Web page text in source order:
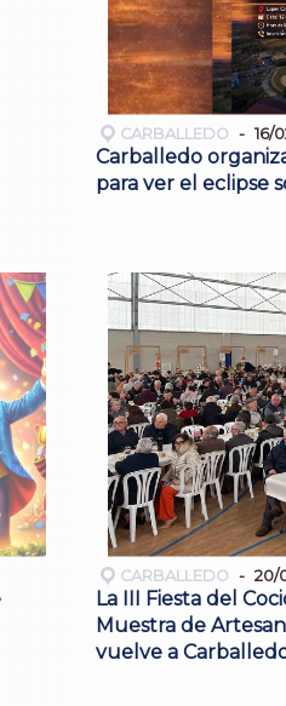
CARBALLEDO 16/
Carballedo
para ver el eclipse
CARBALLEDO 20/
La III Fiesta del
Muestra de
vuelve a Carballedo